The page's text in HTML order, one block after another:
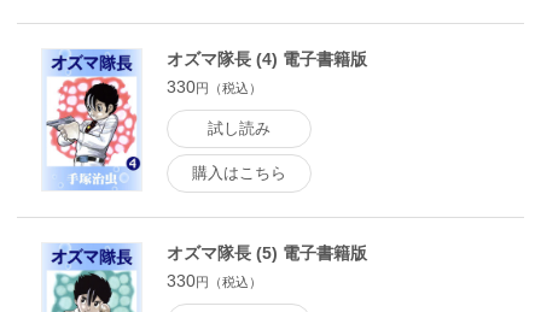
オズマ隊長 (4) 電子書籍版
330円（税込）
試し読み
購入はこちら
オズマ隊長 (5) 電子書籍版
330円（税込）